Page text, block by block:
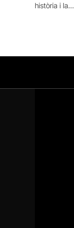
història i la…